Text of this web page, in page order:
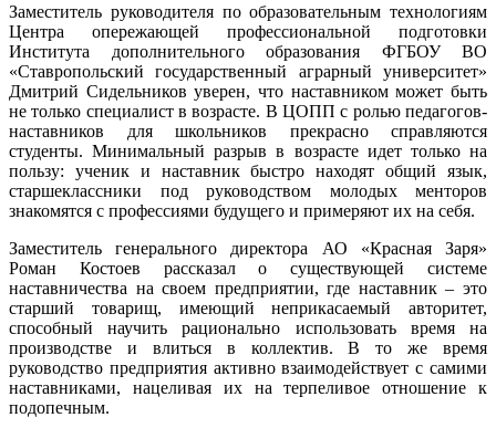
Заместитель руководителя по образовательным технологиям
Центра опережающей профессиональной подготовки
Института дополнительного образования ФГБОУ ВО
«Ставропольский государственный аграрный университет»
Дмитрий Сидельников уверен, что наставником может быть
не только специалист в возрасте. В ЦОПП с ролью педагогов-
наставников для школьников прекрасно справляются
студенты. Минимальный разрыв в возрасте идет только на
пользу: ученик и наставник быстро находят общий язык,
старшеклассники под руководством молодых менторов
знакомятся с профессиями будущего и примеряют их на себя.
Заместитель генерального директора АО «Красная Заря»
Роман Костоев рассказал о существующей системе
наставничества на своем предприятии, где наставник – это
старший товарищ, имеющий неприкасаемый авторитет,
способный научить рационально использовать время на
производстве и влиться в коллектив. В то же время
руководство предприятия активно взаимодействует с самими
наставниками, нацеливая их на терпеливое отношение к
подопечным.